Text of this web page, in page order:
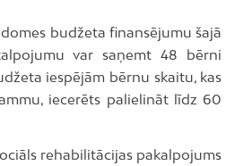
budžeta finansējumu šajā
var saņemt 48 bērni
iespējām bērnu skaitu, kas
iecerēts palielināt līdz 60
rehabilitācijas pakalpojums